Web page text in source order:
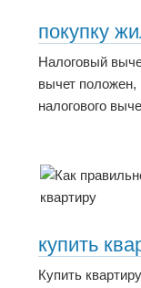
покупку
Налоговый
вычет положен,
налогового
купить
Купить